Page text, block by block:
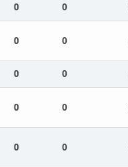
0 0
0 0
0 0
0 0
0 0